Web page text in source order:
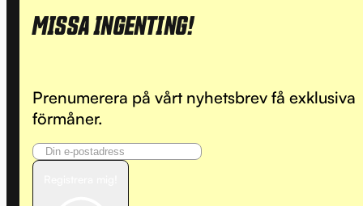
MISSA INGENTING!
Prenumerera på vårt nyhetsbrev få exklusiva
förmåner.